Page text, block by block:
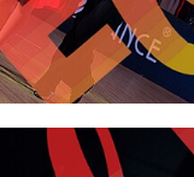
2,00 €